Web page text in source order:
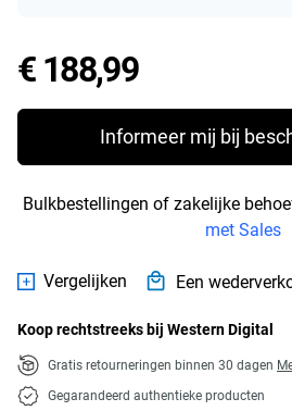
€ 188,99Price €
Informeer mij bij
Bulkbestellingen of zakelijke
met Sales
Vergelijken Een
Koop rechtstreeks bij Western Digital
Gratis retourneringen binnen 30 dagen
Gegarandeerd authentieke producten